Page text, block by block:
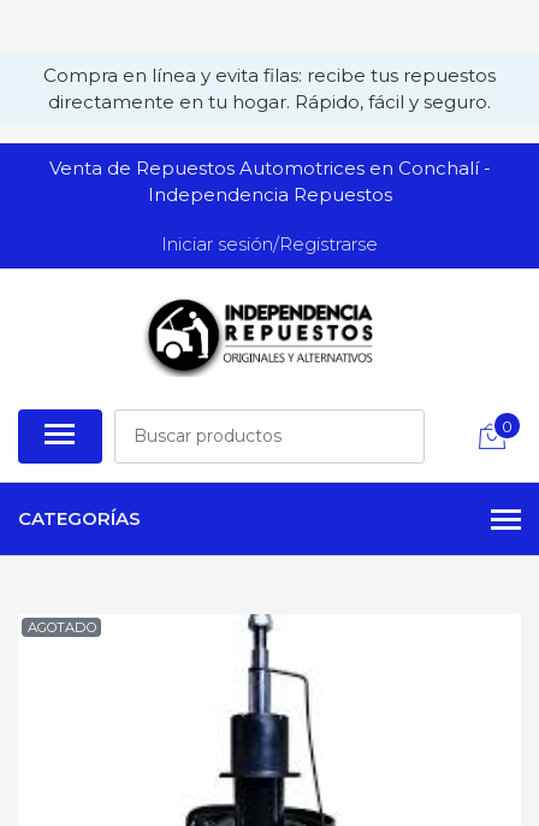
Compra en línea y evita filas: recibe tus repuestos
directamente en tu hogar. Rápido, fácil y seguro.
Venta de Repuestos Automotrices en Conchalí -
Independencia Repuestos
Iniciar sesión/Registrarse
0
CATEGORÍAS
AGOTADO